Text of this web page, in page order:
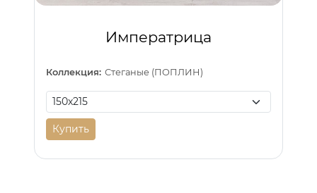
Императрица
Коллекция: Стеганые (ПОПЛИН)
Купить